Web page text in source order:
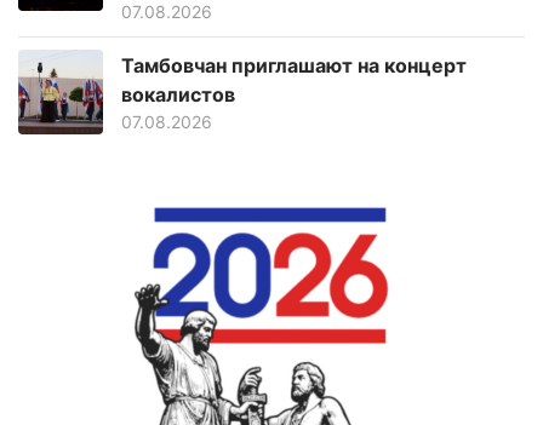
07.08.2026
Тамбовчан приглашают на концерт
вокалистов
07.08.2026